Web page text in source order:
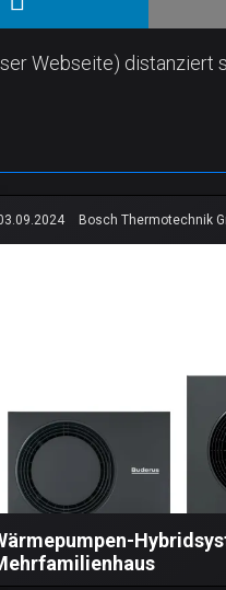
Webseite) distanziert
Bosch Thermotechnik